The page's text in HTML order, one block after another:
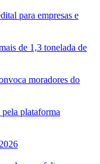
para empresas e
de 1,3 tonelada de
moradores do
plataforma